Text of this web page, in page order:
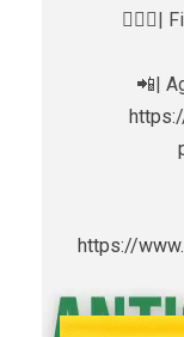
👷🏼‍♀️|
📲|
https://